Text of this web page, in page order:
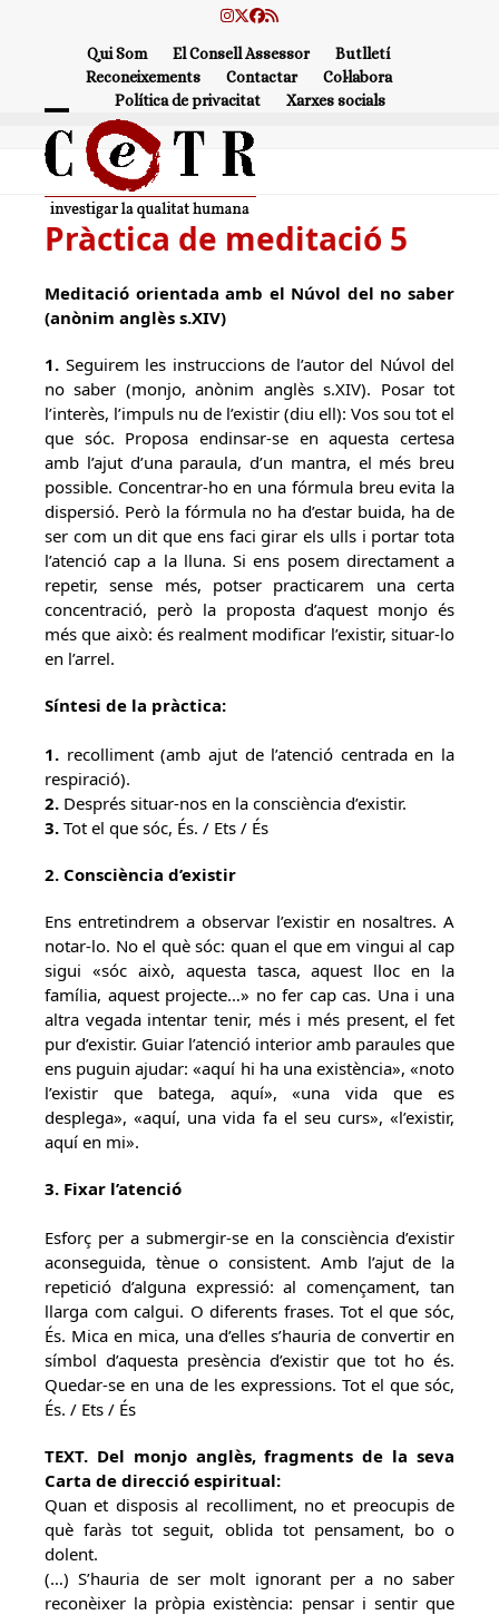
Instagram
Twitter
Facebook
RSS
Qui Som El Consell Assessor
Butlletí
Reconeixements
Contactar
Col·labora
Política de privacitat
Xarxes socials
Open
mobile
menu
Close
mobile
menu
Pràctica de meditació 5
Meditació orientada amb el Núvol del no saber
(anònim anglès s.XIV)
1. Seguirem les instruccions de l’autor del Núvol del
no saber (monjo, anònim anglès s.XIV). Posar tot
l’interès, l’impuls nu de l’existir (diu ell): Vos sou tot el
que sóc. Proposa endinsar-se en aquesta certesa
amb l’ajut d’una paraula, d’un mantra, el més breu
possible. Concentrar-ho en una fórmula breu evita la
dispersió. Però la fórmula no ha d’estar buida, ha de
ser com un dit que ens faci girar els ulls i portar tota
l’atenció cap a la lluna. Si ens posem directament a
repetir, sense més, potser practicarem una certa
concentració, però la proposta d’aquest monjo és
més que això: és realment modificar l’existir, situar-lo
en l’arrel.
Síntesi de la pràctica:
1. recolliment (amb ajut de l’atenció centrada en la
respiració).
2. Després situar-nos en la consciència d’existir.
3. Tot el que sóc, És. / Ets / És
2. Consciència d’existir
Ens entretindrem a observar l’existir en nosaltres. A
notar-lo. No el què sóc: quan el que em vingui al cap
sigui «sóc això, aquesta tasca, aquest lloc en la
família, aquest projecte…» no fer cap cas. Una i una
altra vegada intentar tenir, més i més present, el fet
pur d’existir. Guiar l’atenció interior amb paraules que
ens puguin ajudar: «aquí hi ha una existència», «noto
l’existir que batega, aquí», «una vida que es
desplega», «aquí, una vida fa el seu curs», «l’existir,
aquí en mi».
3. Fixar l’atenció
Esforç per a submergir-se en la consciència d’existir
aconseguida, tènue o consistent. Amb l’ajut de la
repetició d’alguna expressió: al començament, tan
llarga com calgui. O diferents frases. Tot el que sóc,
És. Mica en mica, una d’elles s’hauria de convertir en
símbol d’aquesta presència d’existir que tot ho és.
Quedar-se en una de les expressions. Tot el que sóc,
És. / Ets / És
TEXT. Del monjo anglès, fragments de la seva
Carta de direcció espiritual:
Quan et disposis al recolliment, no et preocupis de
què faràs tot seguit, oblida tot pensament, bo o
dolent.
(…) S’hauria de ser molt ignorant per a no saber
reconèixer la pròpia existència: pensar i sentir que